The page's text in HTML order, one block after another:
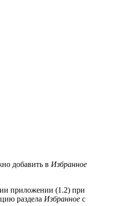
добавить в Избранное
приложении (1.2) при
раздела Избранное с